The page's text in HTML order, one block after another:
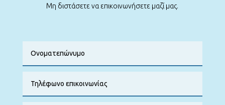
Μη διστάσετε να επικοινωνήσετε μαζί μας.